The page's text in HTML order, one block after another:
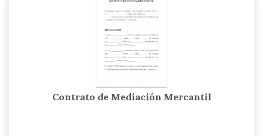
Contrato de Mediación Mercantil